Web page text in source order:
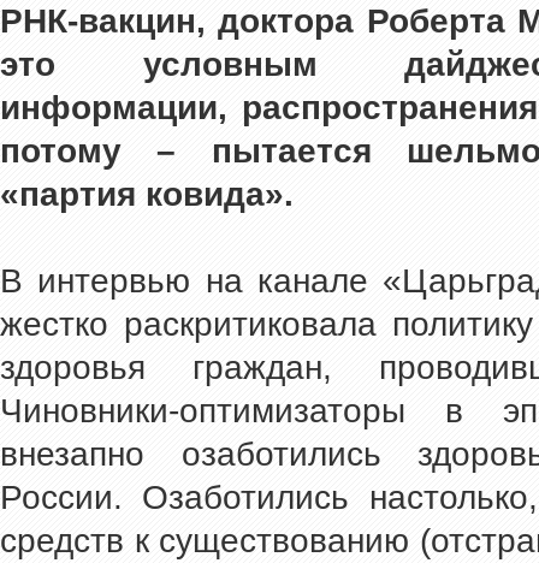
РНК-вакцин, доктора
это условным
информации,
потому – пытается
«партия ковида».
В интервью на канале
жестко раскритиковала
здоровья граждан,
Чиновники-оптимизаторы в
внезапно озаботились
России. Озаботились
средств к существованию